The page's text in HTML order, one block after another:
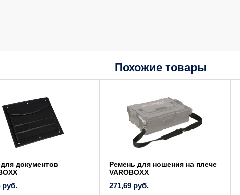
Похожие товары
документов
Ремень для ношения на плече
VAROBOXX
271,69руб.